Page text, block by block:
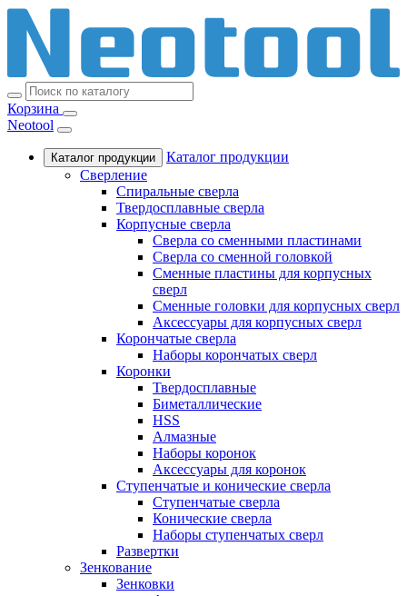
Корзина
Neotool
Каталог продукции
Каталог продукции
Сверление
Спиральные сверла
Твердосплавные сверла
Корпусные сверла
Сверла со сменными пластинами
Сверла со сменной головкой
Сменные пластины для корпусных
сверл
Сменные головки для корпусных сверл
Аксессуары для корпусных сверл
Корончатые сверла
Наборы корончатых сверл
Коронки
Твердосплавные
Биметаллические
HSS
Алмазные
Наборы коронок
Аксессуары для коронок
Ступенчатые и конические сверла
Ступенчатые сверла
Конические сверла
Наборы ступенчатых сверл
Развертки
Зенкование
Зенковки